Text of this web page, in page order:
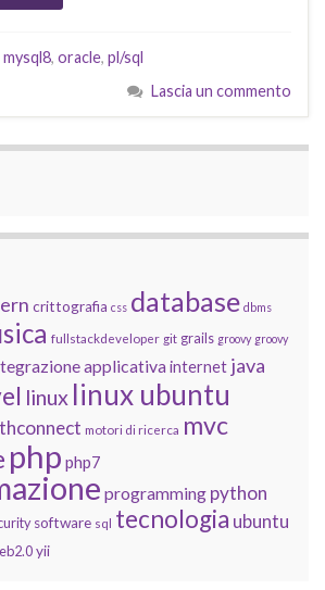
mysql8, oracle, pl/sql
Lascia un commento
crittografia css database dbms
fullstackdeveloper git grails groovy groovy
applicativainternet java
linux linux ubuntu
motori di ricerca mvc
php php7
programming python
software sql tecnologia ubuntu
yii